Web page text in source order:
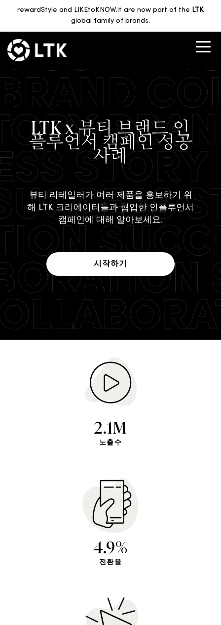
rewardStyle and LIKEtoKNOW.it are now part of the LTK
global family of brands.
LTK x 뷰티 브랜드 인
플루언서 캠페인 성공
사례
뷰티 리테일러가 여러 제품을 홍보하기 위
해 LTK 크리에이터들과 협업한 인플루언서
캠페인에 대해 알아보세요.
시작하기
2.1M
노출수
4.9%
전환율